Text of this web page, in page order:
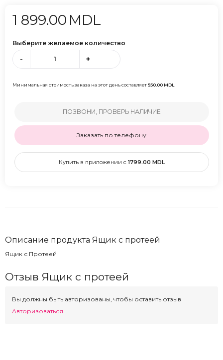
1 899.00 MDL
Выберите желаемое количество
- +
Минимальная стоимость заказа на этот день составляет550.00MDL
ПОЗВОНИ, ПРОВЕРЬ НАЛИЧИЕ
Заказать по телефону
Купить в приложении с 1799.00 MDL
Описание продукта Ящик с протеей
Ящик с Протеей
Отзыв Ящик с протеей
Вы должны быть авторизованы, чтобы оставить отзыв
Авторизоваться